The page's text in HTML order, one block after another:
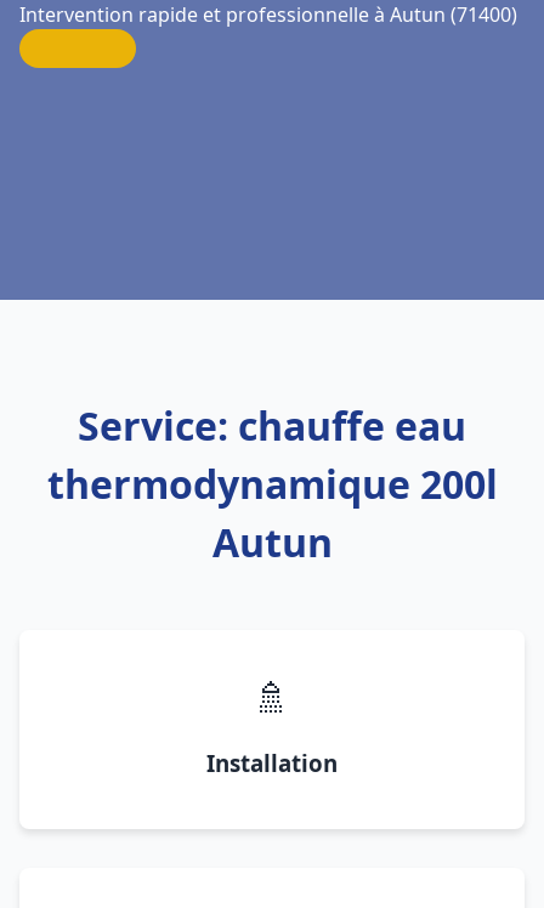
Intervention rapide et professionnelle à Autun (71400)
Service: chauffe eau
thermodynamique 200l
Autun
🚿
Installation